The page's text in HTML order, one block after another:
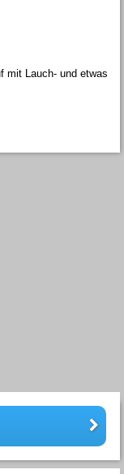
mit Lauch- und etwas